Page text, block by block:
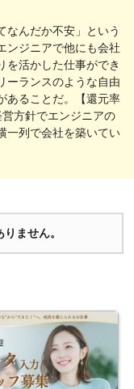
なんだか不安」という
ンジニアで他にも会社
を活かした仕事ができ
ーランスのような自由
あることだ。【還元率
方針でエンジニアの
一列で会社を築いてい
ません。